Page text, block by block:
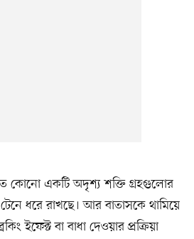
কোনো একটি অদৃশ্য শক্তি গ্রহগুলোর
ধরে রাখছে। আর বাতাসকে থামিয়ে
ইফেক্ট বা বাধা দেওয়ার প্রক্রিয়া